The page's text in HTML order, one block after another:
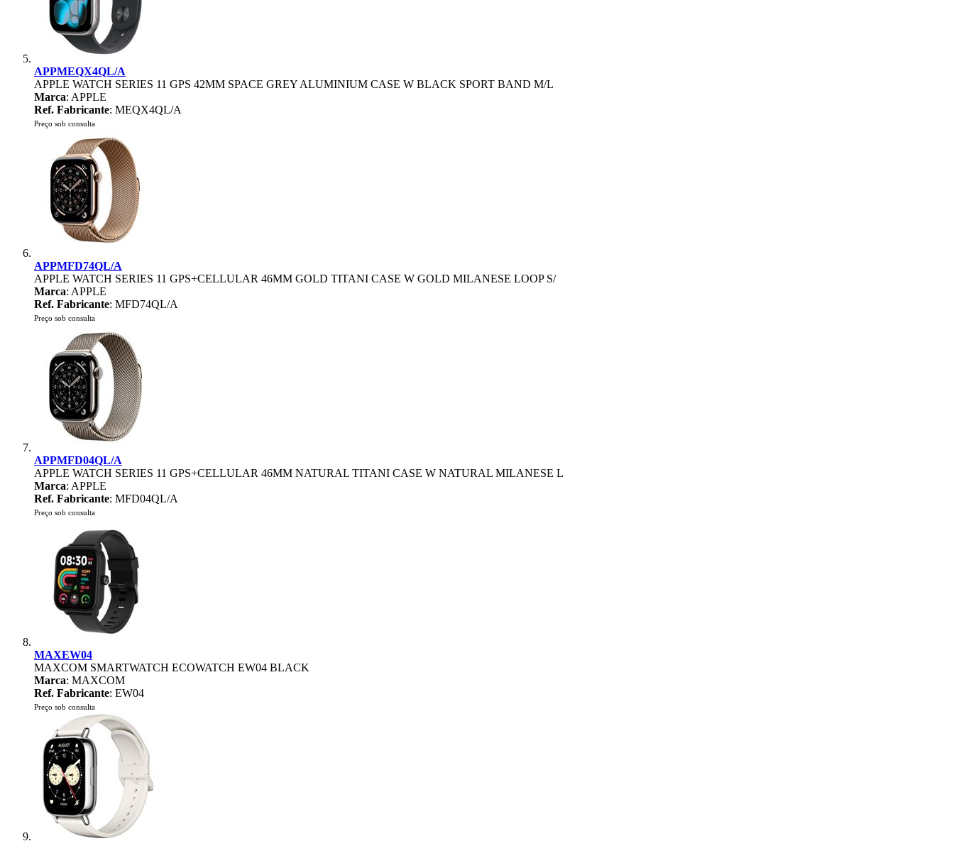
APPMEQX4QL/A
APPLE WATCH SERIES 11 GPS 42MM SPACE GREY ALUMINIUM CASE W BLACK SPORT BAND M/L
Marca: APPLE
Ref. Fabricante: MEQX4QL/A
Preço sob consulta
APPMFD74QL/A
APPLE WATCH SERIES 11 GPS+CELLULAR 46MM GOLD TITANI CASE W GOLD MILANESE LOOP S/
Marca: APPLE
Ref. Fabricante: MFD74QL/A
Preço sob consulta
APPMFD04QL/A
APPLE WATCH SERIES 11 GPS+CELLULAR 46MM NATURAL TITANI CASE W NATURAL MILANESE L
Marca: APPLE
Ref. Fabricante: MFD04QL/A
Preço sob consulta
MAXEW04
MAXCOM SMARTWATCH ECOWATCH EW04 BLACK
Marca: MAXCOM
Ref. Fabricante: EW04
Preço sob consulta